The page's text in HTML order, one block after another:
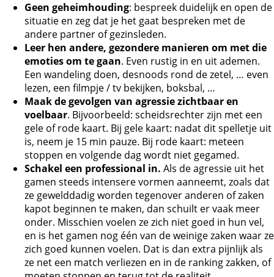
Geen geheimhouding: bespreek duidelijk en open de
situatie en zeg dat je het gaat bespreken met de
andere partner of gezinsleden.
Leer hen andere, gezondere manieren om met die
emoties om te gaan. Even rustig in en uit ademen.
Een wandeling doen, desnoods rond de zetel, … even
lezen, een filmpje / tv bekijken, boksbal, …
Maak de gevolgen van agressie zichtbaar en
voelbaar. Bijvoorbeeld: scheidsrechter zijn met een
gele of rode kaart. Bij gele kaart: nadat dit spelletje uit
is, neem je 15 min pauze. Bij rode kaart: meteen
stoppen en volgende dag wordt niet gegamed.
Schakel een professional in. Als de agressie uit het
gamen steeds intensere vormen aanneemt, zoals dat
ze gewelddadig worden tegenover anderen of zaken
kapot beginnen te maken, dan schuilt er vaak meer
onder. Misschien voelen ze zich niet goed in hun vel,
en is het gamen nog één van de weinige zaken waar ze
zich goed kunnen voelen. Dat is dan extra pijnlijk als
ze net een match verliezen en in de ranking zakken, of